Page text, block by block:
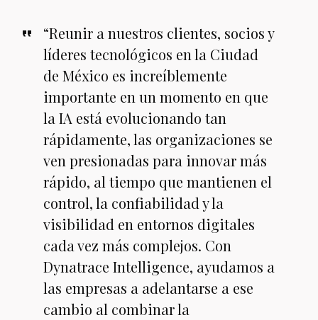
“Reunir a nuestros clientes, socios y
líderes tecnológicos en la Ciudad
de México es increíblemente
importante en un momento en que
la IA está evolucionando tan
rápidamente, las organizaciones se
ven presionadas para innovar más
rápido, al tiempo que mantienen el
control, la confiabilidad y la
visibilidad en entornos digitales
cada vez más complejos. Con
Dynatrace Intelligence, ayudamos a
las empresas a adelantarse a ese
cambio al combinar la